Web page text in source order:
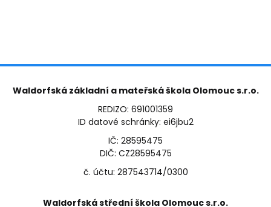
Waldorfská základní a mateřská škola Olomouc s.r.o.
REDIZO: 691001359
ID datové schránky: ei6jbu2
IČ: 28595475
DIČ: CZ28595475
č. účtu: 287543714/0300
Waldorfská střední škola Olomouc s.r.o.